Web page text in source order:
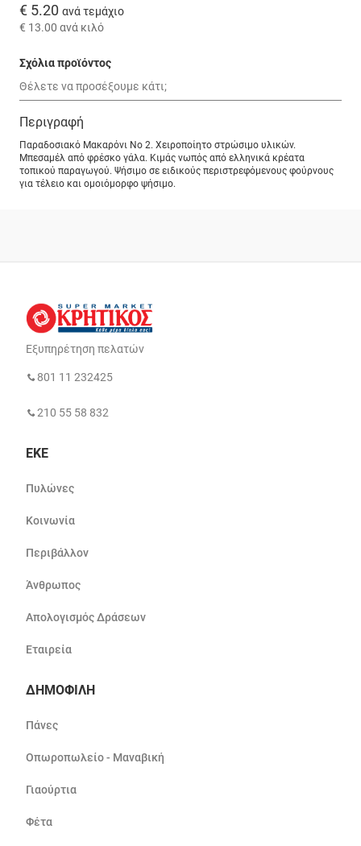
€ 5.20 ανά τεμάχιο
€ 13.00 ανά κιλό
Σχόλια προϊόντος
Περιγραφή
Παραδοσιακό Μακαρόνι No 2. Χειροποίητο στρώσιμο υλικών.
Μπεσαμέλ από φρέσκο γάλα. Κιμάς νωπός από ελληνικά κρέατα
τοπικού παραγωγού. Ψήσιμο σε ειδικούς περιστρεφόμενους φούρνους
για τέλειο και ομοιόμορφο ψήσιμο.
Εξυπηρέτηση πελατών
801 11 232425
210 55 58 832
ΕΚΕ
Πυλώνες
Κοινωνία
Περιβάλλον
Άνθρωπος
Απολογισμός Δράσεων
Εταιρεία
ΔΗΜΟΦΙΛΗ
Πάνες
Οπωροπωλείο - Μαναβική
Γιαούρτια
Φέτα